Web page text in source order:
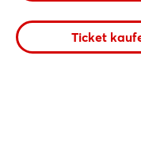
Ticket